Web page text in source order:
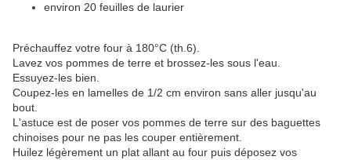
environ 20 feuilles de laurier
Préchauffez votre four à 180°C (th.6).
Lavez vos pommes de terre et brossez-les sous l'eau.
Essuyez-les bien.
Coupez-les en lamelles de 1/2 cm environ sans aller jusqu'au
bout.
L'astuce est de poser vos pommes de terre sur des baguettes
chinoises pour ne pas les couper entièrement.
Huilez légèrement un plat allant au four puis déposez vos